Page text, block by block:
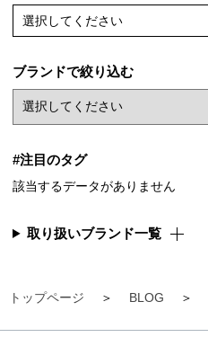
トップページ BLOG
選択してください
ブランドで絞り込む
#注目のタグ
該当するデータがありません
取り扱いブランド一覧